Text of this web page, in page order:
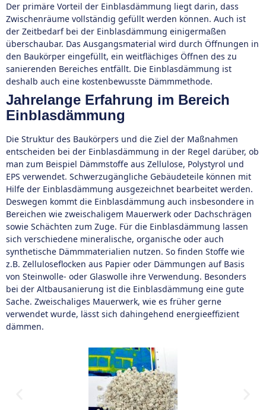
Der primäre Vorteil der Einblasdämmung liegt darin, dass
Zwischenräume vollständig gefüllt werden können. Auch ist
der Zeitbedarf bei der Einblasdämmung einigermaßen
überschaubar. Das Ausgangsmaterial wird durch Öffnungen in
den Baukörper eingefüllt, ein weitflächiges Öffnen des zu
sanierenden Bereiches entfällt. Die Einblasdämmung ist
deshalb auch eine kostenbewusste Dämmmethode.
Jahrelange Erfahrung im Bereich
Einblasdämmung
Die Struktur des Baukörpers und die Ziel der Maßnahmen
entscheiden bei der Einblasdämmung in der Regel darüber, ob
man zum Beispiel Dämmstoffe aus Zellulose, Polystyrol und
EPS verwendet. Schwerzugängliche Gebäudeteile können mit
Hilfe der Einblasdämmung ausgezeichnet bearbeitet werden.
Deswegen kommt die Einblasdämmung auch insbesondere in
Bereichen wie zweischaligem Mauerwerk oder Dachschrägen
sowie Schächten zum Zuge. Für die Einblasdämmung lassen
sich verschiedene mineralische, organische oder auch
synthetische Dämmmaterialien nutzen. So finden Stoffe wie
z.B. Zelluloseflocken aus Papier oder Dämmungen auf Basis
von Steinwolle- oder Glaswolle ihre Verwendung. Besonders
bei der Altbausanierung ist die Einblasdämmung eine gute
Sache. Zweischaliges Mauerwerk, wie es früher gerne
verwendet wurde, lässt sich dahingehend energieeffizient
dämmen.